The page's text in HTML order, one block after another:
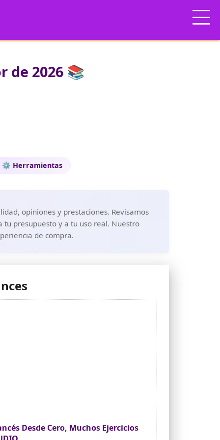
de 2026 📚
⚙️ Herramientas
opiniones y prestaciones. Revisamos
presupuesto y a tu uso real. Nuestro
de compra.
Desde Cero, Muchos Ejercicios